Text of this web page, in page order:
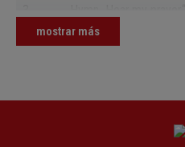
Orchester
mostrar más